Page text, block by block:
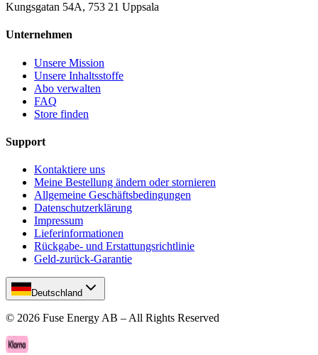
Kungsgatan 54A, 753 21 Uppsala
Unternehmen
Unsere Mission
Unsere Inhaltsstoffe
Abo verwalten
FAQ
Store finden
Support
Kontaktiere uns
Meine Bestellung ändern oder stornieren
Allgemeine Geschäftsbedingungen
Datenschutzerklärung
Impressum
Lieferinformationen
Rückgabe- und Erstattungsrichtlinie
Geld-zurück-Garantie
Deutschland
© 2026 Fuse Energy AB – All Rights Reserved